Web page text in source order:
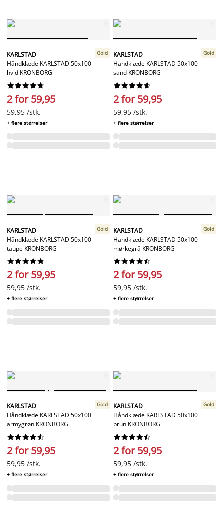
KARLSTAD
Håndklæde KARLSTAD 50x100
hvid KRONBORG
Gold






2 for 59,95
59,95 /stk.
+ flere størrelser
KARLSTAD
Håndklæde KARLSTAD 50x100
sand KRONBORG
Gold






2 for 59,95
59,95 /stk.
+ flere størrelser
KARLSTAD
Håndklæde KARLSTAD 50x100
taupe KRONBORG
Gold






2 for 59,95
59,95 /stk.
+ flere størrelser
KARLSTAD
Håndklæde KARLSTAD 50x100
mørkegrå KRONBORG
Gold






2 for 59,95
59,95 /stk.
+ flere størrelser
KARLSTAD
Håndklæde KARLSTAD 50x100
armygrøn KRONBORG
Gold






2 for 59,95
59,95 /stk.
+ flere størrelser
KARLSTAD
Håndklæde KARLSTAD 50x100
brun KRONBORG
Gold






2 for 59,95
59,95 /stk.
+ flere størrelser